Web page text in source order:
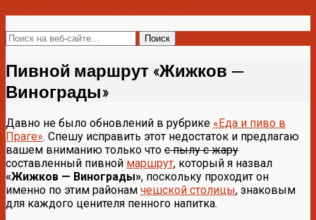
Пивной маршрут «Жижков —
Винограды»
Давно не было обновлений в рубрике «Еда и пиво в
Праге». Спешу исправить этот недостаток и предлагаю
вашем вниманию только что с пылу с жару
составленный пивной маршрут, который я назвал
«Жижков — Винограды», поскольку проходит он
именно по этим районам чешской столицы, знаковым
для каждого ценителя пенного напитка.